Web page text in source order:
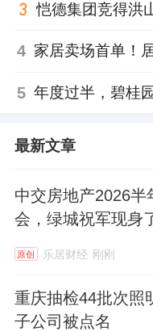
4
5 年度过半，碧桂
最新文章
中交房地产2026半
会，绿城祝军现身
原创 乐居财经 刚刚
重庆抽检44批次照
子公司被点名